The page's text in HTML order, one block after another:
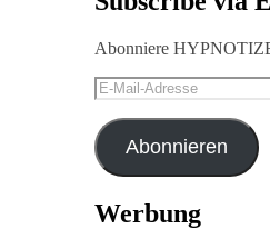
Abonniere
E-
Mail-
Adresse
Abonnieren
Werbung